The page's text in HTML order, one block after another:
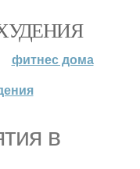
фитнес дома
в